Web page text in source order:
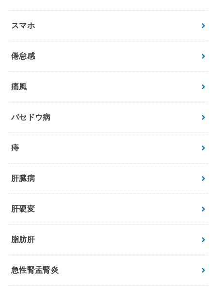
スマホ
倦怠感
痛風
バセドウ病
痔
肝臓病
肝硬変
脂肪肝
急性腎盂腎炎